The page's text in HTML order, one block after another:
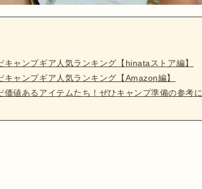
ャンプギア人気ランキング【hinataストア編】
ャンプギア人気ランキング【Amazon編】
価値あるアイテムたち！ぜひキャンプ準備の参考に